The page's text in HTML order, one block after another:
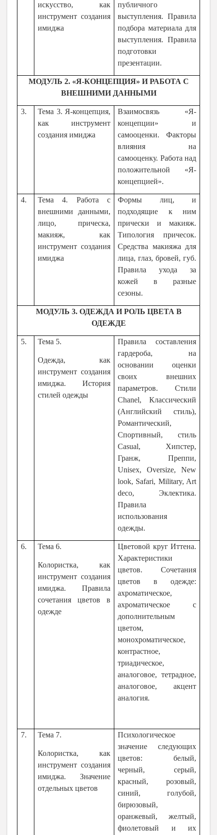
искусство, как
инструмент создания
имиджа
публичного
выступления. Правила
подбора материала для
выступления. Правила
подготовки
презентации.
МОДУЛЬ 2. «Я-КОНЦЕПЦИЯ» И РАБОТА С
ВНЕШНИМИ ДАННЫМИ
3.
Тема 3. Я-концепция,
как инструмент
создания имиджа
Взаимосвязь «Я-
концепции» и
самооценки. Факторы
влияния на
самооценку. Работа над
положительной «Я-
концепцией».
4.
Тема 4. Работа с
внешними данными,
лицо, прическа,
макияж, как
инструмент создания
имиджа
Формы лиц, и
подходящие к ним
прически и макияж.
Типология причесок.
Средства макияжа для
лица, глаз, бровей, губ.
Правила ухода за
кожей в разные
сезоны.
МОДУЛЬ 3. ОДЕЖДА И РОЛЬ ЦВЕТА В
ОДЕЖДЕ
5. Тема 5.
Одежда, как
инструмент создания
имиджа. История
стилей одежды
Правила составления
гардероба, на
основании оценки
своих внешних
параметров. Стили
Chanel, Классический
(Английский стиль),
Романтический,
Спортивный, стиль
Сasual, Хипстер,
Гранж, Преппи,
Unisex, Oversize, New
look, Safari, Military, Art
deco, Эклектика.
Правила
использования
одежды.
6. Тема 6.
Колористка, как
инструмент создания
имиджа. Правила
сочетания цветов в
одежде
Цветовой круг Иттена.
Характеристики
цветов. Сочетания
цветов в одежде:
ахроматическое,
ахроматическое с
дополнительным
цветом,
монохроматическое,
контрастное,
триадическое,
аналоговое, тетрадное,
аналоговое, акцент
аналогия.
7. Тема 7.
Колористка, как
инструмент создания
имиджа. Значение
отдельных цветов
Психологическое
значение следующих
цветов: белый,
черный, серый,
красный, розовый,
синий, голубой,
бирюзовый,
оранжевый, желтый,
фиолетовый и их